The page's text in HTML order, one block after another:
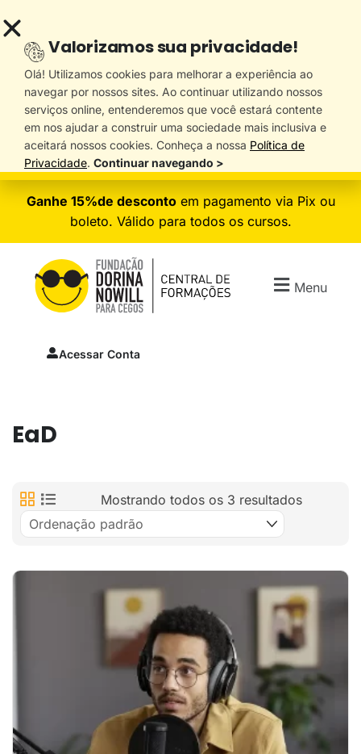
Ganhe 15%de descontoem pagamento via Pix ou
boleto. Válido para todos os cursos.
Menu
Acessar Conta
EaD
Mostrando todos os 3 resultados
Valorizamos sua privacidade!
Olá! Utilizamos cookies para melhorar a experiência ao
navegar por nossos sites. Ao continuar utilizando nossos
serviços online, entenderemos que você estará contente
em nos ajudar a construir uma sociedade mais inclusiva e
aceitará nossos cookies. Conheça a nossa Política de
Privacidade. Continuar navegando >